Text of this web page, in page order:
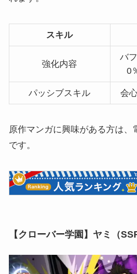
スキル
強化内容
バ
0
パッシブスキル 会
原作マンガに興味がある方は、
です。
【クローバー学園】ヤミ（